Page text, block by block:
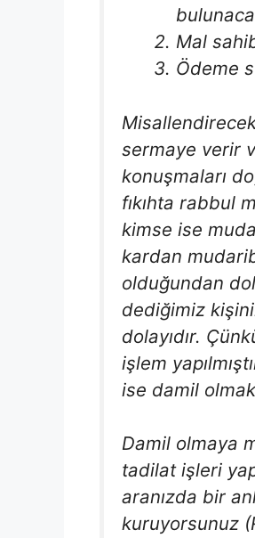
Mal
Ödeme
sermaye verir
konuşmaları
fıkıhta rabbul
kimse ise
kardan
olduğundan
dediğimiz
dolayıdır.
işlem
ise damil
Damil olmaya
tadilat işleri
aranızda bir
kuruyorsunuz